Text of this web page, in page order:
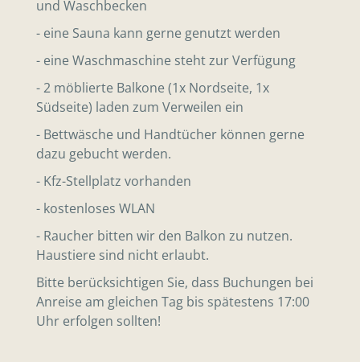
und Waschbecken
- eine Sauna kann gerne genutzt werden
- eine Waschmaschine steht zur Verfügung
- 2 möblierte Balkone (1x Nordseite, 1x
Südseite) laden zum Verweilen ein
- Bettwäsche und Handtücher können gerne
dazu gebucht werden.
- Kfz-Stellplatz vorhanden
- kostenloses WLAN
- Raucher bitten wir den Balkon zu nutzen.
Haustiere sind nicht erlaubt.
Bitte berücksichtigen Sie, dass Buchungen bei
Anreise am gleichen Tag bis spätestens 17:00
Uhr erfolgen sollten!